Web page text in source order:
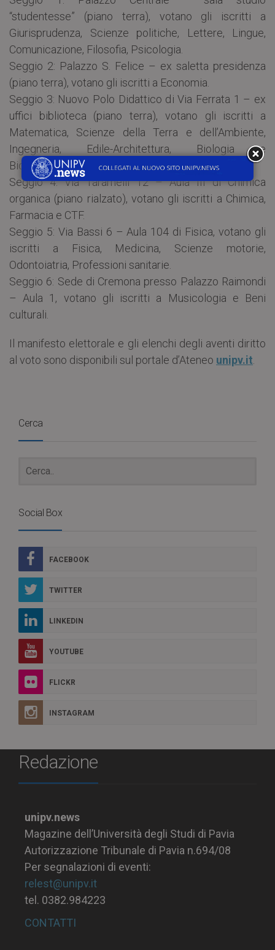
“studentesse” (piano terra), votano gli iscritti a
Giurisprudenza, Scienze politiche, Lettere, Lingue,
Comunicazione, Filosofia, Psicologia.
Seggio 2: Palazzo S. Felice – ex saletta presidenza
(piano terra), votano gli iscritti a Economia.
Seggio 3: Nuovo Polo Didattico di Via Ferrata 1 – ex
uffici biblioteca (piano terra), votano gli iscritti a
Matematica, Scienze della Terra e dell’Ambiente,
Ingegneria, Edile-Architettura, Biologia e
Biotecnologie.
Seggio 4: Via Taramelli 12 – Aula III di Chimica
organica (piano rialzato), votano gli iscritti a Chimica,
Farmacia e CTF.
Seggio 5: Via Bassi 6 – Aula 104 di Fisica, votano gli
iscritti a Fisica, Medicina, Scienze motorie,
Odontoiatria, Professioni sanitarie.
Seggio 6: Sede di Cremona presso Palazzo Raimondi
– Aula 1, votano gli iscritti a Musicologia e Beni
culturali.
Il manifesto elettorale e gli elenchi degli aventi diritto
al voto sono disponibili sul portale d’Ateneo unipv.it.
Cerca
Social Box
FACEBOOK
TWITTER
LINKEDIN
YOUTUBE
FLICKR
INSTAGRAM
Redazione
unipv.news
Magazine dell’Università degli Studi di Pavia
Autorizzazione Tribunale di Pavia n.694/08
Per segnalazioni di eventi:
relest@unipv.it
tel. 0382.984223
CONTATTI